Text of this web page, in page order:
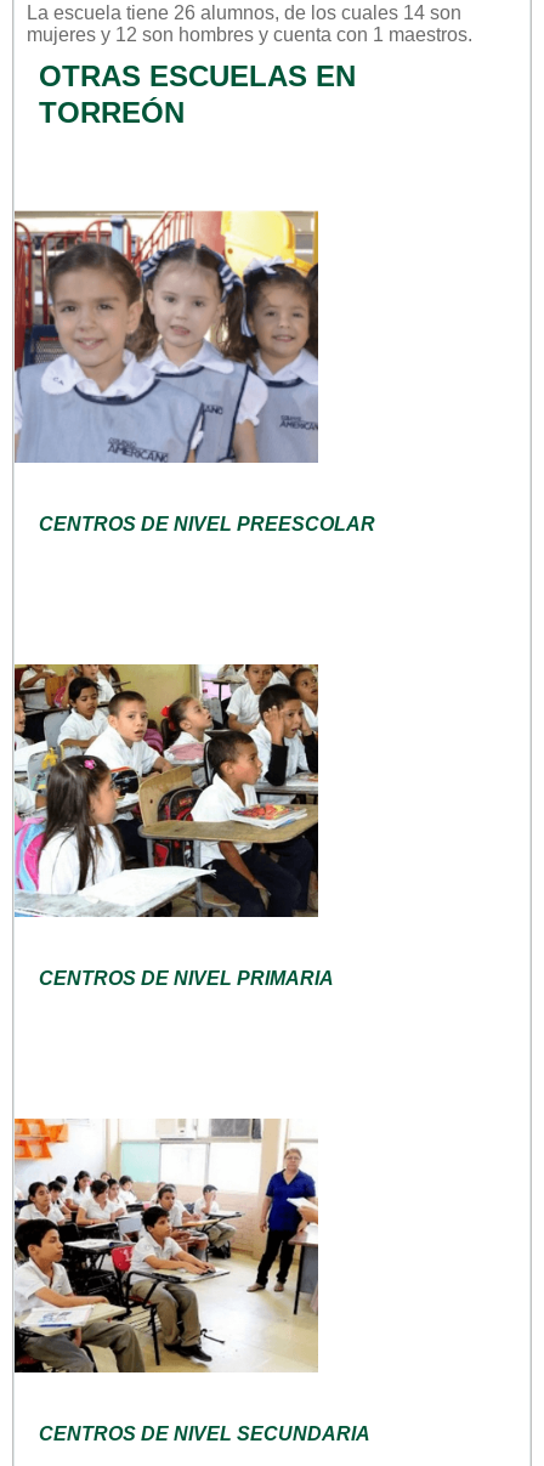
La escuela tiene 26 alumnos, de los cuales 14 son
mujeres y 12 son hombres y cuenta con 1 maestros.
OTRAS ESCUELAS EN
TORREÓN
CENTROS DE NIVEL PREESCOLAR
CENTROS DE NIVEL PRIMARIA
CENTROS DE NIVEL SECUNDARIA